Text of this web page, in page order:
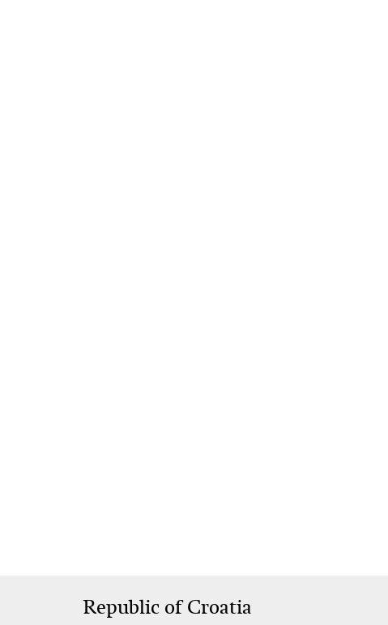
Republic of Croatia